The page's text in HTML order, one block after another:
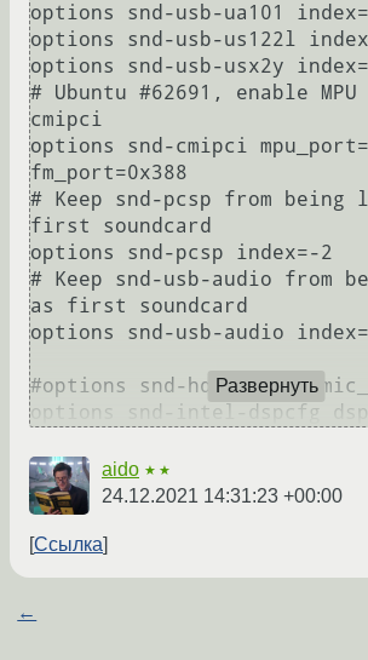
options snd-usb-ua101
options snd-usb-us122l
options snd-usb-usx2y
# Ubuntu #62691, enable
cmipci
options snd-cmipci
fm_port=0x388
# Keep snd-pcsp from being
first soundcard
options snd-pcsp index=-2
# Keep snd-usb-audio from
as first soundcard
options snd-usb-audio
#options snd-hda-intel
Развернуть
aido ★★
24.12.2021 14:31:23 +00:00
Ссылка
←